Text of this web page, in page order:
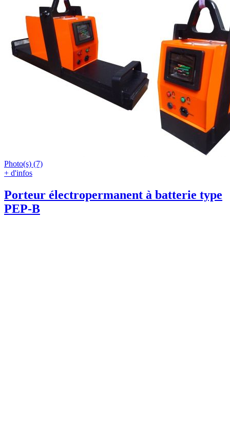
Photo(s) (7)
+ d'infos
Porteur électropermanent à batterie type
PEP-B